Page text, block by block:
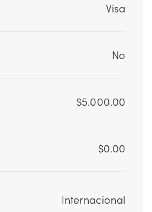
Visa
No
$5.000.00
$0.00
Internacional